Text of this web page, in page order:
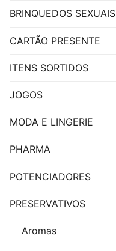
BRINQUEDOS SEXUAIS
CARTÃO PRESENTE
ITENS SORTIDOS
JOGOS
MODA E LINGERIE
PHARMA
POTENCIADORES
PRESERVATIVOS
Aromas